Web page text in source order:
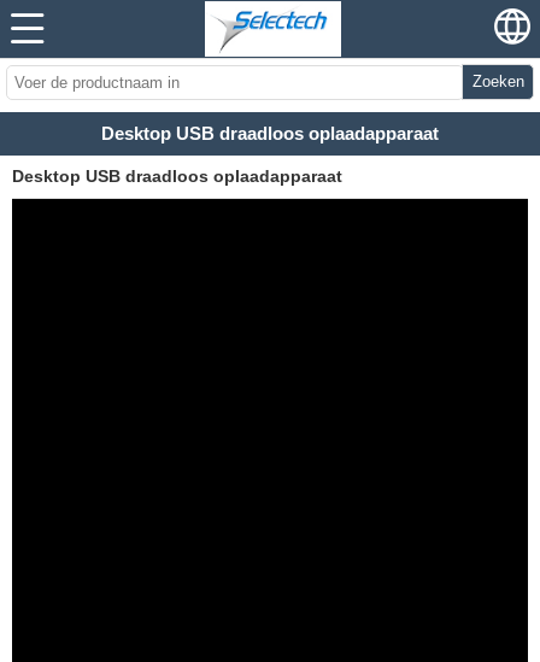
Zoeken
Desktop USB draadloos oplaadapparaat
Desktop USB draadloos oplaadapparaat